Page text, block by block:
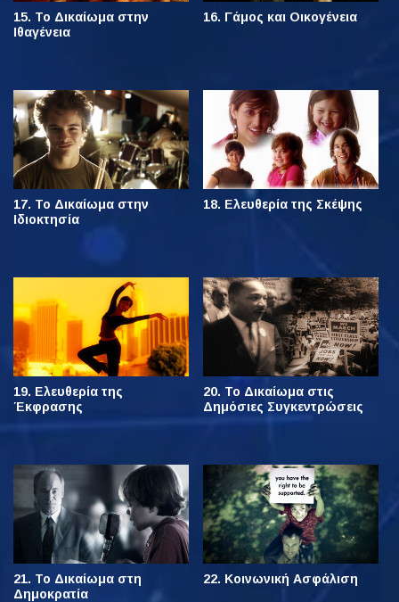
15. Το Δικαίωμα στην
Ιθαγένεια
16. Γάμος και Οικογένεια
17. Το Δικαίωμα στην
Ιδιοκτησία
18. Ελευθερία της Σκέψης
19. Ελευθερία της
Έκφρασης
20. Το Δικαίωμα στις
Δημόσιες Συγκεντρώσεις
21. Το Δικαίωμα στη
Δημοκρατία
22. Κοινωνική Ασφάλιση